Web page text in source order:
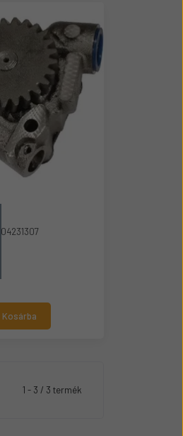
04231307
Kosárba
1 - 3 / 3 termék